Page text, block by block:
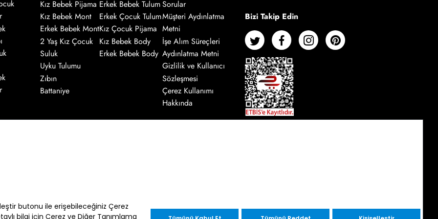
Kız Bebek Pijama
Kız Bebek Mont
Erkek Bebek Mont
2 Yaş Kız Çocuk
Suluk
Uyku Tulumu
Zıbın
Battaniye
Erkek Bebek Tulum
Erkek Çocuk Tulum
Kız Çocuk Pijama
Kız Bebek Body
Erkek Bebek Body
Sorular
Müşteri Aydınlatma
Metni
İşe Alım Süreçleri
Aydınlatma Metni
Gizlilik ve Kullanıcı
Sözleşmesi
Çerez Kullanımı
Hakkında
Bizi Takip Edin
adresine göndereceğiniz bir
butonu ile erişebileceğiniz Çerez
bilgi için Çerez ve Diğer Tanımlama